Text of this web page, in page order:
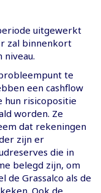
uitgewerkt
zal binnenkort
te
een cashflow
hun risicopositie
worden. Ze
dat rekeningen
zijn er
die in
belegd zijn, om
Grassalco als de
Ook de